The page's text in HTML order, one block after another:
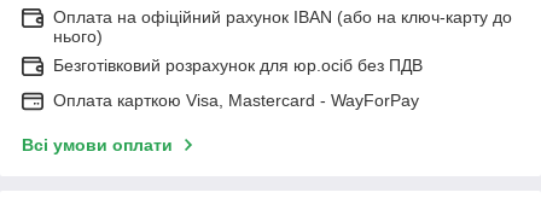
Оплата на офіційний рахунок IBAN (або на ключ-карту до
нього)
Безготівковий розрахунок для юр.осіб без ПДВ
Оплата карткою Visa, Mastercard - WayForPay
Всі умови оплати